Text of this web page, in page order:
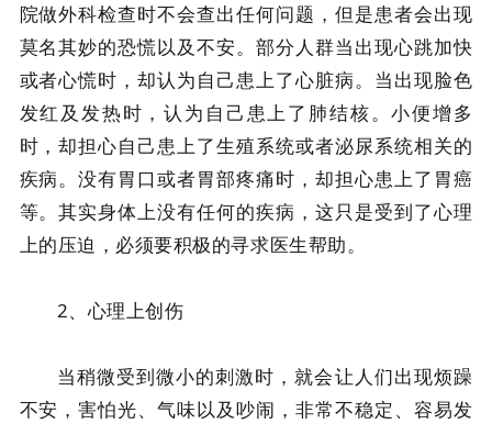
院做外科检查时不会查出任何问题，但是患者会出现
莫名其妙的恐慌以及不安。部分人群当出现心跳加快
或者心慌时，却认为自己患上了心脏病。当出现脸色
发红及发热时，认为自己患上了肺结核。小便增多
时，却担心自己患上了生殖系统或者泌尿系统相关的
疾病。没有胃口或者胃部疼痛时，却担心患上了胃癌
等。其实身体上没有任何的疾病，这只是受到了心理
上的压迫，必须要积极的寻求医生帮助。
2、心理上创伤
当稍微受到微小的刺激时，就会让人们出现烦躁
不安，害怕光、气味以及吵闹，非常不稳定、容易发